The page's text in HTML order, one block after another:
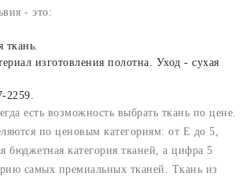
- это:
ткань.
изготовления полотна. Уход - сухая
2259.
есть возможность выбрать ткань по цене.
по ценовым категориям: от E до 5,
бюджетная категория тканей, а цифра 5
самых премиальных тканей. Ткань из